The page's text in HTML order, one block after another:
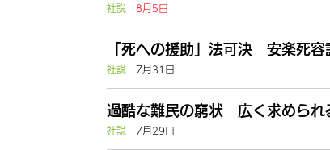
社説
8月5日
「死への援助」法可決 安楽死
社説
7月31日
過酷な難民の窮状 広く求められ
社説
7月29日